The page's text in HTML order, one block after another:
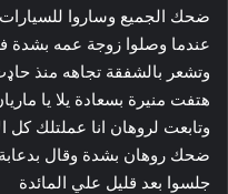
ضحك الجميع وساروا
عندما وصلوا زوجة عمه بشدة
وتشعر بالشفقة تجاهه منذ
هتفت منيرة بسعادة يلا يا
وتابعت لروهان انا عملتلك كل
ضحك روهان بشدة وقال بدعابة
جلسوا بعد قليل علي المائدة